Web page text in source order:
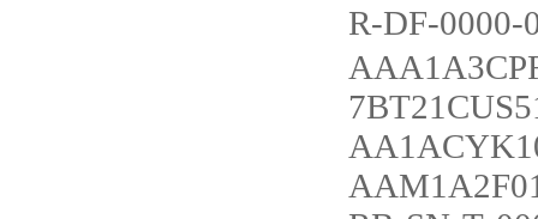
R-DF-0000-